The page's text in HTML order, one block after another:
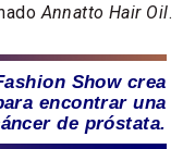
Annatto Hair Oil.
Show crea
encontrar una
de próstata.